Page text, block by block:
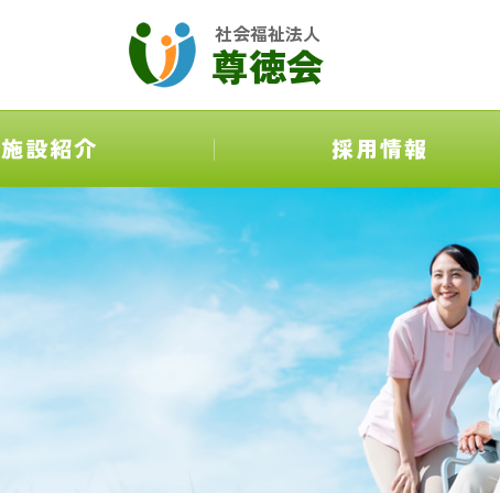
社会福祉法人
尊徳会
施設紹介 採用情報